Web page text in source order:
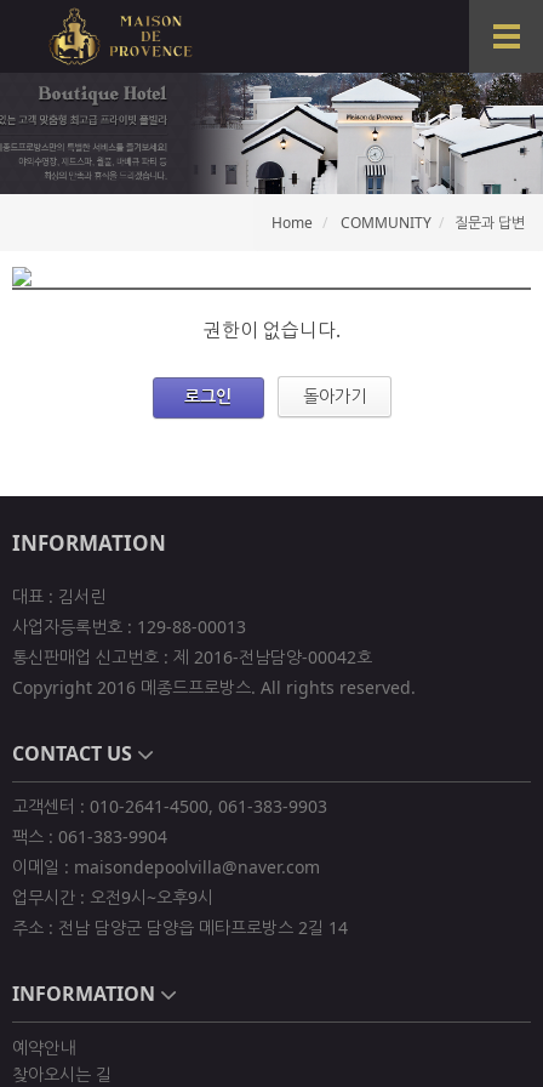
T
g
g
l
n
v
Home COMMUNITY 질문과 답변
권한이 없습니다.
로그인 돌아가기
INFORMATION
대표 : 김서린
사업자등록번호 : 129-88-00013
통신판매업 신고번호 : 제 2016-전남담양-00042호
Copyright 2016 메종드프로방스. All rights reserved.
CONTACT US
고객센터 : 010-2641-4500, 061-383-9903
팩스 : 061-383-9904
이메일 : maisondepoolvilla@naver.com
업무시간 : 오전9시~오후9시
주소 : 전남 담양군 담양읍 메타프로방스 2길 14
INFORMATION
예약안내
찾아오시는 길